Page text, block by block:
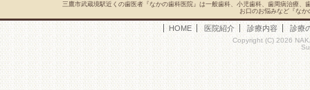
三鷹市武蔵境駅近くの歯医者『なかの歯科医院』は一般歯科、小児歯科、歯周病治療
お口のお悩みなど『な
HOME 医院紹介 診療内容 診療
Copyright (C) 2026